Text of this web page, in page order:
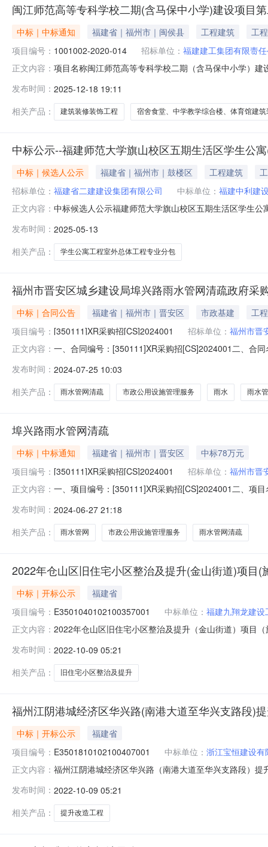
闽江师范高等专科学校二期(含马保中小学)建设项目
中标｜中标通知 福建省｜福州市｜闽侯县 工程建筑
工程
项目编号： 1001002-2020-014 招标单位： 福建建工集团有限责
正文内容： 项目名称闽江师范高等专科学校二期（含马保中小学）
筑装修装饰工程专业类型专业分包区域：福建省-福州市-
修装饰工程专业
发布时间： 2025-12-18 19:11
相关产品：
建筑装修装饰工程 宿舍食堂、中学教学综合楼、体育馆建
中标公示--福建师范大学旗山校区五期生活区学生公
中标｜候选人公示 福建省｜福州市｜鼓楼区 工程建筑
招标单位： 福建省二建建设集团有限公司 中标单位： 福建中利建
正文内容： 中标候选人公示福建师范大学旗山校区五期生活区学生
校区五期生活区学生公寓(河西区4-5号学生公寓)招标人
文件相关内容中标
发布时间： 2025-05-13
相关产品：
学生公寓工程室外总体工程专业分包
福州市晋安区城乡建设局埠兴路雨水管网清疏政府采
中标｜合同公告 福建省｜福州市｜晋安区 市政基建
工程
项目编号： [350111]XR采购招[CS]2024001 招标单位： 福州市晋
正文内容： 一、合同编号：[350111]XR采购招[CS]2024001二、合
区鳌峰街道鳌港路鳌兴时代广场1号楼六层联系方式：
发布时间： 2024-07-25 10:03
相关产品：
雨水管网清疏 市政公用设施管理服务 雨水 雨水管
埠兴路雨水管网清疏
中标｜中标通知 福建省｜福州市｜晋安区
中标78万元
项目编号： [350111]XR采购招[CS]2024001 招标单位： 福州市晋
正文内容： 一、项目编号：[350111]XR采购招[CS]2024001二、项
目编号及品目名称采购标的服务范围服务要求服务时间
发布时间： 2024-06-27 21:18
相关产品：
雨水管网 市政公用设施管理服务 雨水管网清疏
2022年仓山区旧住宅小区整治及提升(金山街道)项目(
中标｜开标公示
福建省
项目编号： E3501040102100357001 中标单位： 福建九翔龙建
正文内容： 2022年仓山区旧住宅小区整治及提升（金山街道）项目
工）（项目名称）2022年仓山区旧住宅小区整治及提升
发布时间： 2022-10-09 05:21
相关产品：
旧住宅小区整治及提升
福州江阴港城经济区华兴路(南港大道至华兴支路段)
中标｜开标公示
福建省
项目编号： E3501810102100407001 中标单位： 浙江宝恒建设有
正文内容： 福州江阴港城经济区华兴路（南港大道至华兴支路段）
兴支路段）提升改造工程（施工）（项目名称）福州江
发布时间： 2022-10-09 05:21
相关产品：
提升改造工程
HOT
NEW
5折起